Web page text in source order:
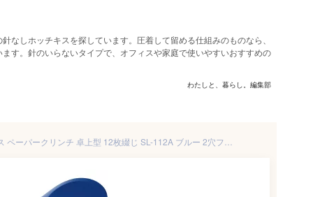
なしホッチキスを探しています。圧着して留める仕組みのものなら、
す。針のいらないタイプで、オフィスや家庭で使いやすいおすすめの
わたしと、暮らし。編集部